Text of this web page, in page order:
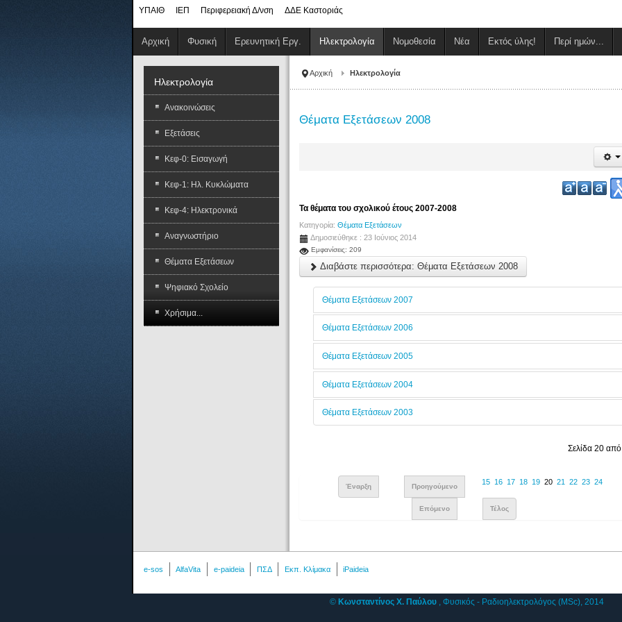
ΥΠΑΙΘ ΙΕΠ Περιφερειακή Δ/νση ΔΔΕ Καστοριάς
Αρχική Φυσική Ερευνητική Εργ. Ηλεκτρολογία Νομοθεσία Νέα Εκτός ύλης! Περί ημών...
Αρχική Ηλεκτρολογία
Θέματα Εξετάσεων 2008
Τα θέματα του σχολικού έτους 2007-2008
Κατηγορία:Θέματα Εξετάσεων
Δημοσιεύθηκε : 23 Ιούνιος 2014
Εμφανίσεις: 209
Διαβάστε περισσότερα: Θέματα Εξετάσεων 2008
Θέματα Εξετάσεων 2007
Θέματα Εξετάσεων 2006
Θέματα Εξετάσεων 2005
Θέματα Εξετάσεων 2004
Θέματα Εξετάσεων 2003
Σελίδα 20
Έναρξη Προηγούμενο
15 16 17 18 19 20 21 22 23 24
Επόμενο Τέλος
Ηλεκτρολογία
Ανακοινώσεις
Εξετάσεις
Κεφ-0: Εισαγωγή
Κεφ-1: Ηλ. Κυκλώματα
Κεφ-4: Ηλεκτρονικά
Αναγνωστήριο
Θέματα Εξετάσεων
Ψηφιακό Σχολείο
Χρήσιμα...
e-sos AlfaVita e-paideia ΠΣΔ Εκπ. Κλίμακα iPaideia
© Κωνσταντίνος Χ. Παύλου , Φυσικός - Ραδιοηλεκτρολόγος (MSc), 2014